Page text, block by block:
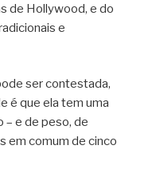
de Hollywood, e do
e
ser contestada,
é que ela tem uma
– e de peso, de
em comum de cinco